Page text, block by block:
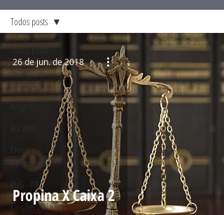
Todos posts
Audiências
Públicas
Artigos
Frente
Parlamentar
FUG - PR
Eleições 2016
Todos posts
Propina X Caixa 2
26 de jun. de 2018